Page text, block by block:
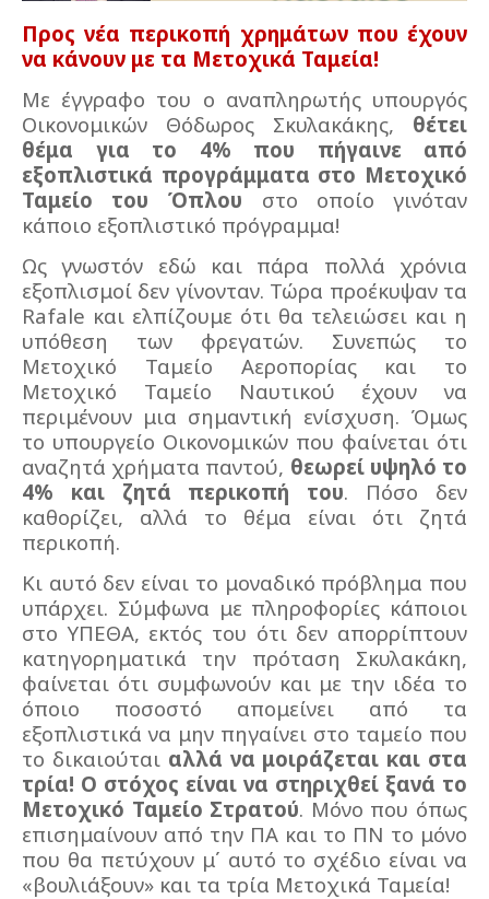
Προς νέα περικοπή χρημάτων που έχουν
να κάνουν με τα Μετοχικά Ταμεία!
Με έγγραφο του ο αναπληρωτής υπουργός
Οικονομικών Θόδωρος Σκυλακάκης, θέτει
θέμα για το 4% που πήγαινε από
εξοπλιστικά προγράμματα στο Μετοχικό
Ταμείο του Όπλου στο οποίο γινόταν
κάποιο εξοπλιστικό πρόγραμμα!
Ως γνωστόν εδώ και πάρα πολλά χρόνια
εξοπλισμοί δεν γίνονταν. Τώρα προέκυψαν τα
Rafale και ελπίζουμε ότι θα τελειώσει και η
υπόθεση των φρεγατών. Συνεπώς το
Μετοχικό Ταμείο Αεροπορίας και το
Μετοχικό Ταμείο Ναυτικού έχουν να
περιμένουν μια σημαντική ενίσχυση. Όμως
το υπουργείο Οικονομικών που φαίνεται ότι
αναζητά χρήματα παντού, θεωρεί υψηλό το
4% και ζητά περικοπή του. Πόσο δεν
καθορίζει, αλλά το θέμα είναι ότι ζητά
περικοπή.
Κι αυτό δεν είναι το μοναδικό πρόβλημα που
υπάρχει. Σύμφωνα με πληροφορίες κάποιοι
στο ΥΠΕΘΑ, εκτός του ότι δεν απορρίπτουν
κατηγορηματικά την πρόταση Σκυλακάκη,
φαίνεται ότι συμφωνούν και με την ιδέα το
όποιο ποσοστό απομείνει από τα
εξοπλιστικά να μην πηγαίνει στο ταμείο που
το δικαιούται αλλά να μοιράζεται και στα
τρία! Ο στόχος είναι να στηριχθεί ξανά το
Μετοχικό Ταμείο Στρατού. Μόνο που όπως
επισημαίνουν από την ΠΑ και το ΠΝ το μόνο
που θα πετύχουν μ΄ αυτό το σχέδιο είναι να
«βουλιάξουν» και τα τρία Μετοχικά Ταμεία!